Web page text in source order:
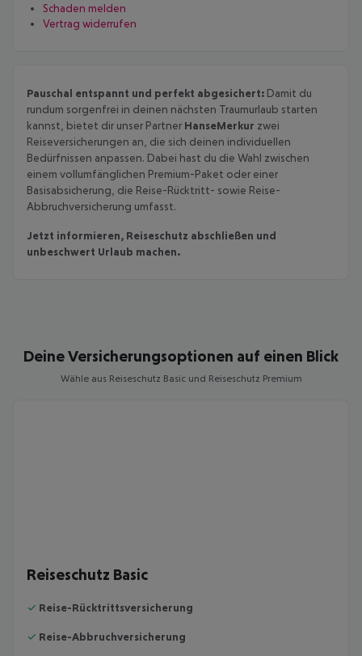
Schaden melden
Vertrag widerrufen
Pauschal entspannt und perfekt abgesichert: Damit du
rundum sorgenfrei in deinen nächsten Traumurlaub starten
kannst, bietet dir unser Partner HanseMerkur zwei
Reiseversicherungen an, die sich deinen individuellen
Bedürfnissen anpassen. Dabei hast du die Wahl zwischen
einem vollumfänglichen Premium-Paket oder einer
Basisabsicherung, die Reise-Rücktritt- sowie Reise-
Abbruchversicherung umfasst.
Jetzt informieren, Reiseschutz abschließen und
unbeschwert Urlaub machen.
Deine Versicherungsoptionen auf einen Blick
Wähle aus Reiseschutz Basic und Reiseschutz Premium
Reiseschutz Basic
✓ Reise-Rücktrittsversicherung
✓ Reise-Abbruchversicherung